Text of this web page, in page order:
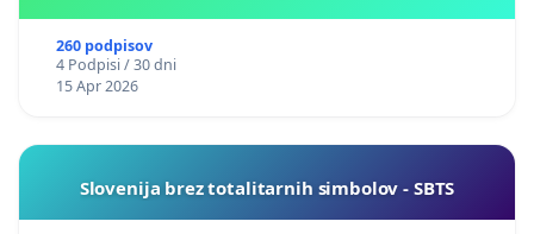
260 podpisov
4 Podpisi / 30 dni
15 Apr 2026
Slovenija brez totalitarnih simbolov - SBTS